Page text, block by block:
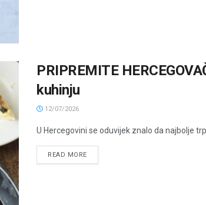
PRIPREMITE
kuhinju
12/07/2026
U Hercegovini se oduvijek znalo da najbolje
READ MORE